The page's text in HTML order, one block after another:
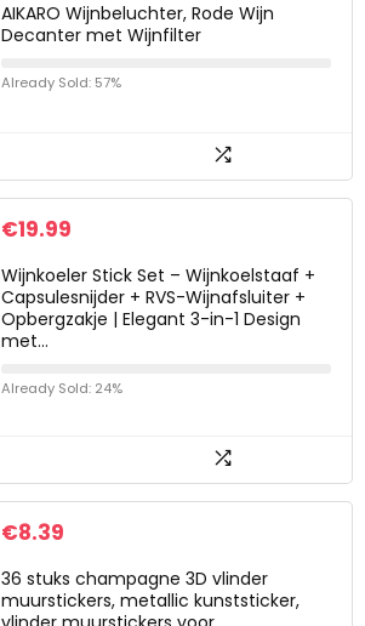
AIKARO Wijnbeluchter, Rode Wijn
Decanter met Wijnfilter
Already Sold: 57%
€19.99
Wijnkoeler Stick Set – Wijnkoelstaaf +
Capsulesnijder + RVS-Wijnafsluiter +
Opbergzakje | Elegant 3-in-1 Design
met…
Already Sold: 24%
€8.39
36 stuks champagne 3D vlinder
muurstickers, metallic kunststicker,